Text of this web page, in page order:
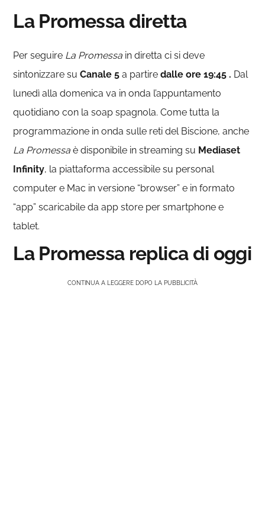
La Promessa diretta
Per seguire La Promessa in diretta ci si deve
sintonizzare suCanale 5 a partiredalle ore 19:45 . Dal
lunedì alla domenica va in onda l’appuntamento
quotidiano con la soap spagnola. Come tutta la
programmazione in onda sulle reti del Biscione, anche
La Promessa è disponibile in streaming su Mediaset
Infinity, la piattaforma accessibile su personal
computer e Mac in versione “browser” e in formato
“app” scaricabile da app store per smartphone e
tablet.
La Promessa replica di oggi
CONTINUA A LEGGERE DOPO LA PUBBLICITÀ